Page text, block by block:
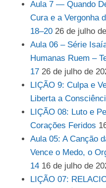
Aula 7 — Quando
Cura e a Vergonha
18–20 26 de julho
Aula 06 – Série
Humanas Ruem –
17 26 de julho de
LIÇÃO 9: Culpa e
Liberta a
LIÇÃO 08: Luto e
Corações Feridos
Aula 05: A Canção
Vence o Medo, o
14 16 de julho de
LIÇÃO 07: